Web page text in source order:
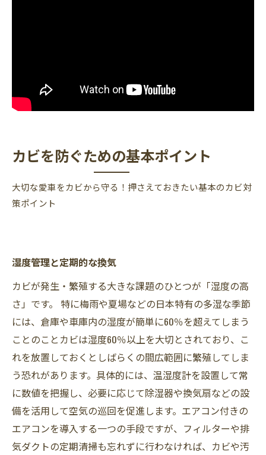
カビを防ぐための基本ポイント
大切な愛車をカビから守る！押さえておきたい基本のカビ対
策ポイント
湿度管理と定期的な換気
カビが発生・繁殖する大きな課題のひとつが「湿度の高
さ」です。 特に梅雨や夏場などの日本特有の多湿な季節
には、倉庫や車庫内の湿度が簡単に60％を超えてしまう
ことのことカビは湿度60％以上を大切とされており、こ
れを放置しておくとしばらくの間広範囲に繁殖してしま
う恐れがあります。具体的には、温湿度計を設置して常
に数値を把握し、必要に応じて除湿器や換気扇などの設
備を活用して空気の巡回を促進します。エアコン付きの
エアコンを導入する一つの手段ですが、フィルターや排
気ダクトの定期清掃も忘れずに行わなければ、カビや汚